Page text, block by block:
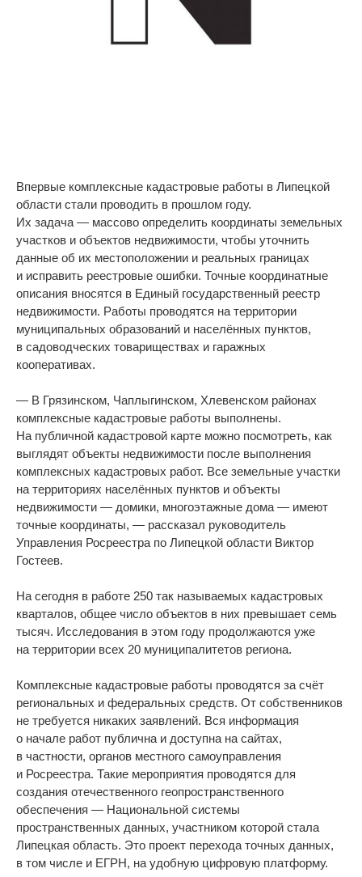
Впервые комплексные кадастровые работы в Липецкой
области стали проводить в прошлом году.
Их задача — массово определить координаты земельных
участков и объектов недвижимости, чтобы уточнить
данные об их местоположении и реальных границах
и исправить реестровые ошибки. Точные координатные
описания вносятся в Единый государственный реестр
недвижимости. Работы проводятся на территории
муниципальных образований и населённых пунктов,
в садоводческих товариществах и гаражных
кооперативах.
— В Грязинском, Чаплыгинском, Хлевенском районах
комплексные кадастровые работы выполнены.
На публичной кадастровой карте можно посмотреть, как
выглядят объекты недвижимости после выполнения
комплексных кадастровых работ. Все земельные участки
на территориях населённых пунктов и объекты
недвижимости — домики, многоэтажные дома — имеют
точные координаты, — рассказал руководитель
Управления Росреестра по Липецкой области Виктор
Гостеев.
На сегодня в работе 250 так называемых кадастровых
кварталов, общее число объектов в них превышает семь
тысяч. Исследования в этом году продолжаются уже
на территории всех 20 муниципалитетов региона.
Комплексные кадастровые работы проводятся за счёт
региональных и федеральных средств. От собственников
не требуется никаких заявлений. Вся информация
о начале работ публична и доступна на сайтах,
в частности, органов местного самоуправления
и Росреестра. Такие мероприятия проводятся для
создания отечественного геопространственного
обеспечения — Национальной системы
пространственных данных, участником которой стала
Липецкая область. Это проект перехода точных данных,
в том числе и ЕГРН, на удобную цифровую платформу.